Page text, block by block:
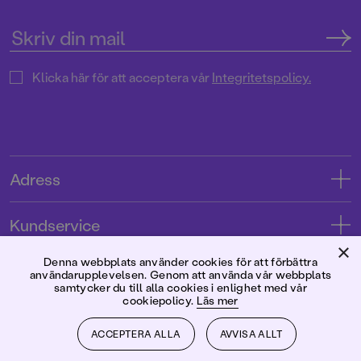
Klicka här för att acceptera vårIntegritetspolicy.
Adress
Tryckerigatan 4
Org.nr: 556045-7748
Kundservice
Kontakta oss
Kundservice
Användarvillkor intressenter
Användarvillkor nyhetsbrev
Förlaget
Jobba hos oss
×
Denna webbplats använder cookies för att förbättra
användarupplevelsen. Genom att använda vår webbplats
samtycker du till alla cookies i enlighet med vår
cookiepolicy. Läs mer
ACCEPTERA ALLA AVVISA ALLT